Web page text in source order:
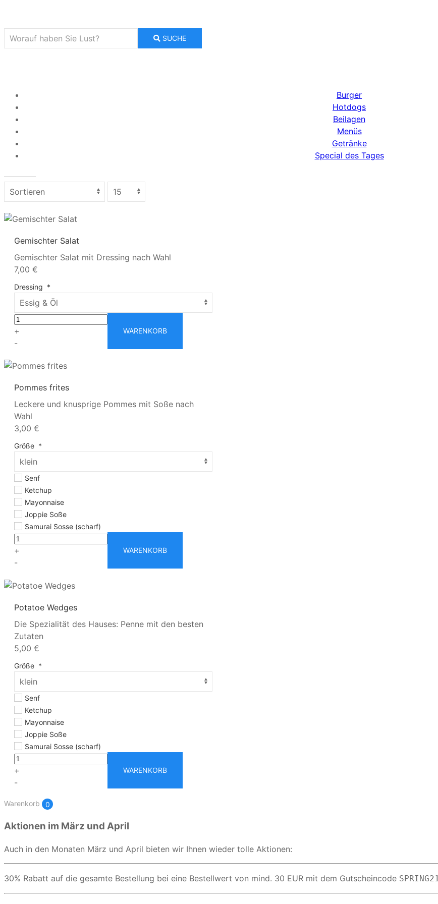
SUCHE
Burger
Hotdogs
Beilagen
Menüs
Getränke
Special des Tages
Gemischter Salat
Gemischter Salat mit Dressing nach Wahl
7,00 €
Dressing *
+
-
WARENKORB
Pommes frites
Leckere und knusprige Pommes mit Soße nach
Wahl
3,00 €
Größe *
Senf
Ketchup
Mayonnaise
Joppie Soße
Samurai Sosse (scharf)
+
-
WARENKORB
Potatoe Wedges
Die Spezialität des Hauses: Penne mit den besten
Zutaten
5,00 €
Größe *
Senf
Ketchup
Mayonnaise
Joppie Soße
Samurai Sosse (scharf)
+
-
WARENKORB
Warenkorb 0
Aktionen im März und April
Auch in den Monaten März und April bieten wir Ihnen wieder tolle Aktionen:
30% Rabatt auf die gesamte Bestellung bei eine Bestellwert von mind. 30 EUR mit dem Gutscheincode SPRING21